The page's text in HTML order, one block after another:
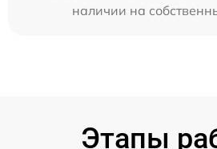
наличии на
Этапы